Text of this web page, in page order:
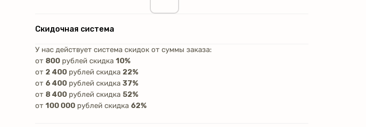
Скидочная система
У нас действует система скидок от суммы заказа:
от 800 рублей скидка 10%
от 2 400 рублей скидка 22%
от 6 400 рублей скидка 37%
от 8 400 рублей скидка 52%
от 100 000 рублей скидка 62%